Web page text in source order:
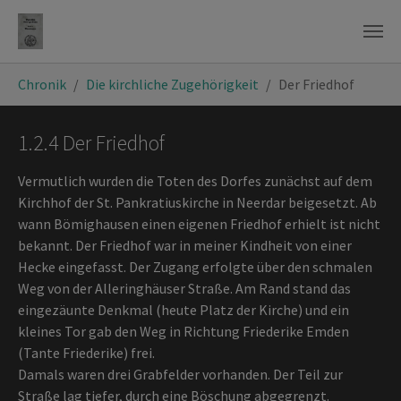
Chronik Die kirchliche Zugehörigkeit Der Friedhof
1.2.4 Der Friedhof
Vermutlich wurden die Toten des Dorfes zunächst auf dem
Kirchhof der St. Pankratiuskirche in Neerdar beigesetzt. Ab
wann Bömighausen einen eigenen Friedhof erhielt ist nicht
bekannt. Der Friedhof war in meiner Kindheit von einer
Hecke eingefasst. Der Zugang erfolgte über den schmalen
Weg von der Alleringhäuser Straße. Am Rand stand das
eingezäunte Denkmal (heute Platz der Kirche) und ein
kleines Tor gab den Weg in Richtung Friederike Emden
(Tante Friederike) frei.
Damals waren drei Grabfelder vorhanden. Der Teil zur
Straße lag tiefer, durch eine Böschung abgegrenzt.